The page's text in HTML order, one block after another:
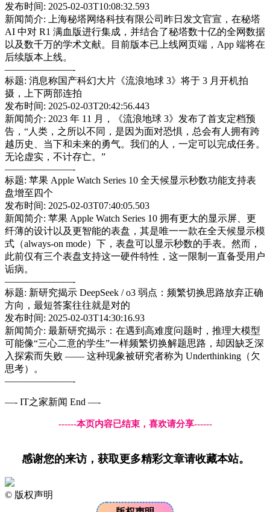
发布时间: 2025-02-03T10:08:32.593
新闻简介: 上海秘塔网络科技有限公司昨日发文官宣，在秘塔
AI 中对 R1 满血版进行集成，并结合了秘塔数十亿的全网数据
以及数千万的学术文献。目前版本已上线网页端，App 端将在
后续版本上线。
———————-
标题: 消息称国产科幻大片《流浪地球 3》将于 3 月开机拍
摄，上下两部连拍
发布时间: 2025-02-03T20:42:56.443
新闻简介: 2023 年 11 月，《流浪地球 3》发布了首支定档预
告，“人类，之所以不同，是因为面对恐惧，总会有人拥有跨
越历史、当下和未来的勇气。我们的人，一定可以完成任务。
无论虚实，不计存亡。”
———————-
标题: 苹果 Apple Watch Series 10 全天候显示秒数功能支持表
盘增至四个
发布时间: 2025-02-03T07:40:05.503
新闻简介: 苹果 Apple Watch Series 10 拥有更大的显示屏、更
纤薄的设计以及更智能的表盘，其是唯一一款在全天候显示模
式（always-on mode）下，表盘可以显示秒数的手表。然而，
此前仅有三个表盘支持这一硬件特性，这一限制一直备受用户
诟病。
———————-
标题: 新研究揭示 DeepSeek / o3 弱点：频繁切换思路放弃正确
方向，最短答案往往就是对的
发布时间: 2025-02-03T14:30:16.93
新闻简介: 最新研究揭示：在遇到高难度问题时，推理大模型
可能像“三心二意的学生”一样频繁切换解题思路，却因缺乏深
入探索而失败 —— 这种现象被研究者称为 Underthinking（欠
思考）。
———————-
—- IT之家新闻 End —-
------本页内容已结束，喜欢请分享------
感谢您的来访，获取更多精彩文章请收藏本站。
© 版权声明